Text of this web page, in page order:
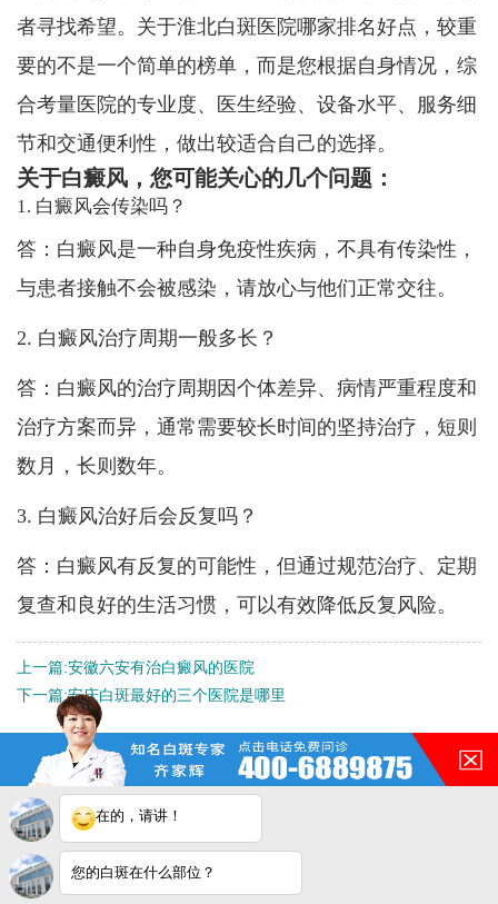
者寻找希望。关于淮北白斑医院哪家排名好点，较重
要的不是一个简单的榜单，而是您根据自身情况，综
合考量医院的专业度、医生经验、设备水平、服务细
节和交通便利性，做出较适合自己的选择。
关于白癜风，您可能关心的几个问题：
1. 白癜风会传染吗？
答：白癜风是一种自身免疫性疾病，不具有传染性，
与患者接触不会被感染，请放心与他们正常交往。
2. 白癜风治疗周期一般多长？
答：白癜风的治疗周期因个体差异、病情严重程度和
治疗方案而异，通常需要较长时间的坚持治疗，短则
数月，长则数年。
3. 白癜风治好后会反复吗？
答：白癜风有反复的可能性，但通过规范治疗、定期
复查和良好的生活习惯，可以有效降低反复风险。
上一篇:安徽六安有治白癜风的医院
下一篇:安庆白斑最好的三个医院是哪里
QQ：3188546587
在的，请讲！
您的白斑在什么部位？